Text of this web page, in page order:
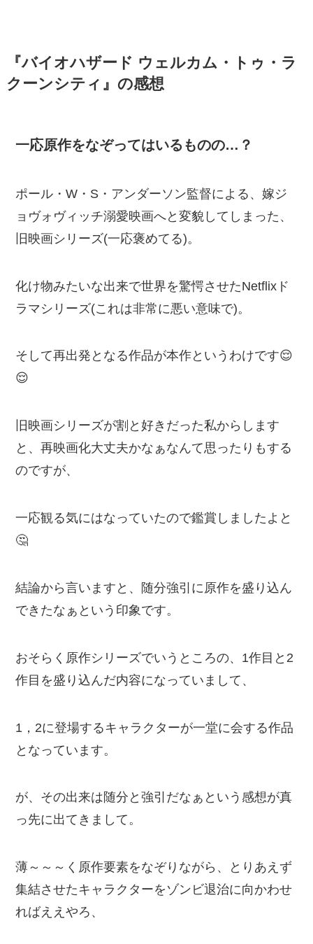
『バイオハザード ウェルカム・トゥ・ラ
クーンシティ』の感想
一応原作をなぞってはいるものの…？
ポール・W・S・アンダーソン監督による、嫁ジ
ョヴォヴィッチ溺愛映画へと変貌してしまった、
旧映画シリーズ(一応褒めてる)。
化け物みたいな出来で世界を驚愕させたNetflixド
ラマシリーズ(これは非常に悪い意味で)。
そして再出発となる作品が本作というわけです😌
😌
旧映画シリーズが割と好きだった私からします
と、再映画化大丈夫かなぁなんて思ったりもする
のですが、
一応観る気にはなっていたので鑑賞しましたよと
🤔
結論から言いますと、随分強引に原作を盛り込ん
できたなぁという印象です。
おそらく原作シリーズでいうところの、1作目と2
作目を盛り込んだ内容になっていまして、
1，2に登場するキャラクターが一堂に会する作品
となっています。
が、その出来は随分と強引だなぁという感想が真
っ先に出てきまして。
薄～～～く原作要素をなぞりながら、とりあえず
集結させたキャラクターをゾンビ退治に向かわせ
ればええやろ、